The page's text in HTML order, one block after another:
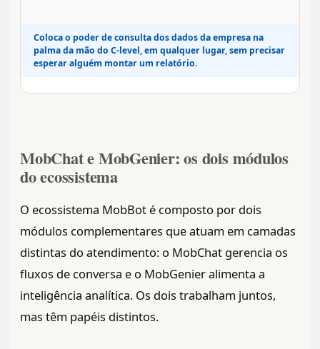
Coloca o poder de consulta dos dados da empresa na
palma da mão do C-level, em qualquer lugar, sem precisar
esperar alguém montar um relatório.
MobChat e MobGenier: os dois módulos
do ecossistema
O ecossistema MobBot é composto por dois
módulos complementares que atuam em camadas
distintas do atendimento: o MobChat gerencia os
fluxos de conversa e o MobGenier alimenta a
inteligência analítica. Os dois trabalham juntos,
mas têm papéis distintos.